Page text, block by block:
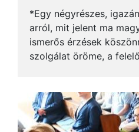
*Egy négyrészes,
arról, mit jelent ma
ismerős érzések
szolgálat öröme, a